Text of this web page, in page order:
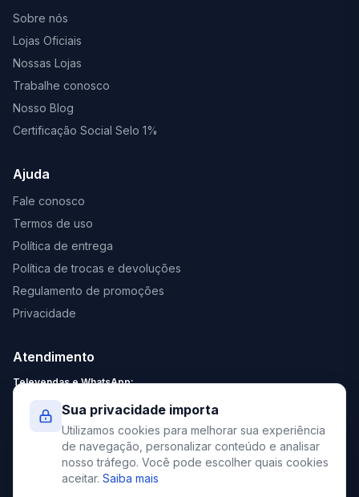
Sobre nós
Lojas Oficiais
Nossas Lojas
Trabalhe conosco
Nosso Blog
Certificação Social Selo 1%
Ajuda
Fale conosco
Termos de uso
Política de entrega
Política de trocas e devoluções
Regulamento de promoções
Privacidade
Atendimento
Televendas e WhatsApp:
Sábado: 9:00 - 13:00
contato@elevato.com.br
+55 51 4042-9413
Sua privacidade importa
Utilizamos cookies para melhorar sua experiência
de navegação, personalizar conteúdo e analisar
nosso tráfego. Você pode escolher quais cookies
aceitar. Saiba mais